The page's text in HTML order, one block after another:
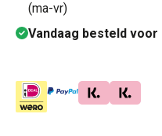
(ma-vr)
Vandaag besteld voor